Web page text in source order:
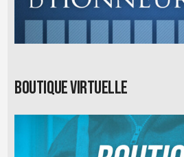
Boutique virtuelle